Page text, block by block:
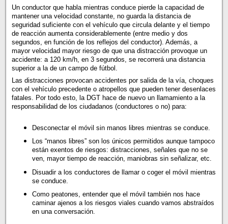
Un conductor que habla mientras conduce pierde la capacidad de
mantener una velocidad constante, no guarda la distancia de
seguridad suficiente con el vehículo que circula delante y el tiempo
de reacción aumenta considerablemente (entre medio y dos
segundos, en función de los reflejos del conductor). Además, a
mayor velocidad mayor riesgo de que una distracción provoque un
accidente: a 120 km/h, en 3 segundos, se recorrerá una distancia
superior a la de un campo de fútbol.
Las distracciones provocan accidentes por salida de la vía, choques
con el vehículo precedente o atropellos que pueden tener desenlaces
fatales. Por todo esto, la DGT hace de nuevo un llamamiento a la
responsabilidad de los ciudadanos (conductores o no) para:
Desconectar el móvil sin manos libres mientras se conduce.
Los “manos libres” son los únicos permitidos aunque tampoco
están exentos de riesgos: distracciones, señales que no se
ven, mayor tiempo de reacción, maniobras sin señalizar, etc.
Disuadir a los conductores de llamar o coger el móvil mientras
se conduce.
Como peatones, entender que el móvil también nos hace
caminar ajenos a los riesgos viales cuando vamos abstraídos
en una conversación.